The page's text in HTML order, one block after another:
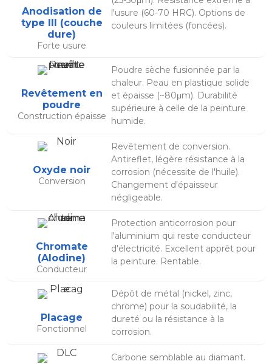
Anodisation de
type III (couche
dure)
Forte usure
l'usure (60-70 HRC). Options de
couleurs limitées (foncées).
Revêtement en
poudre
Construction épaisse
Poudre sèche fusionnée par la
chaleur. Peau en plastique solide
et épaisse (~80μm). Durabilité
supérieure à celle de la peinture
humide.
Oxyde noir
Conversion
Revêtement de conversion.
Antireflet, légère résistance à la
corrosion (nécessite de l'huile).
Changement d'épaisseur
négligeable.
Chromate
(Alodine)
Conducteur
Protection anticorrosion pour
l'aluminium qui reste conducteur
d'électricité. Excellent apprêt pour
la peinture. Rentable.
Placage
Fonctionnel
Dépôt de métal (nickel, zinc,
chrome) pour la soudabilité, la
dureté ou la résistance à la
corrosion.
Carbone semblable au diamant.